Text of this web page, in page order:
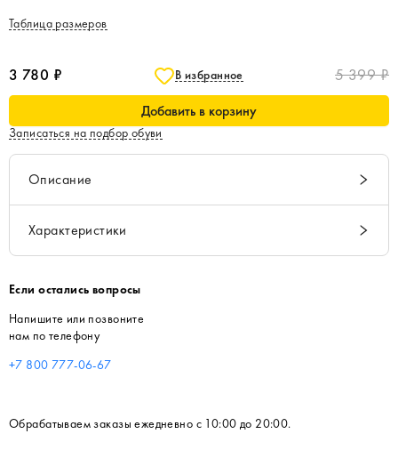
Таблица размеров
3 780 ₽ В избранное 5 399 ₽
Добавить в корзину
Записаться на подбор обуви
Описание
Характеристики
Если остались вопросы
Напишите или позвоните
нам по телефону
+7 800 777-06-67
Обрабатываем заказы ежедневно с 10:00 до 20:00.